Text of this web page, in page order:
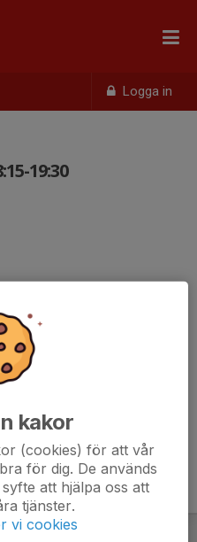
Logga in
19:30
kakor
(cookies) för att vår
för dig. De används
att hjälpa oss att
tjänster.
vi cookies